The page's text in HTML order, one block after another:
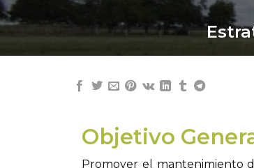
Objetivo
Promover el mantenimiento